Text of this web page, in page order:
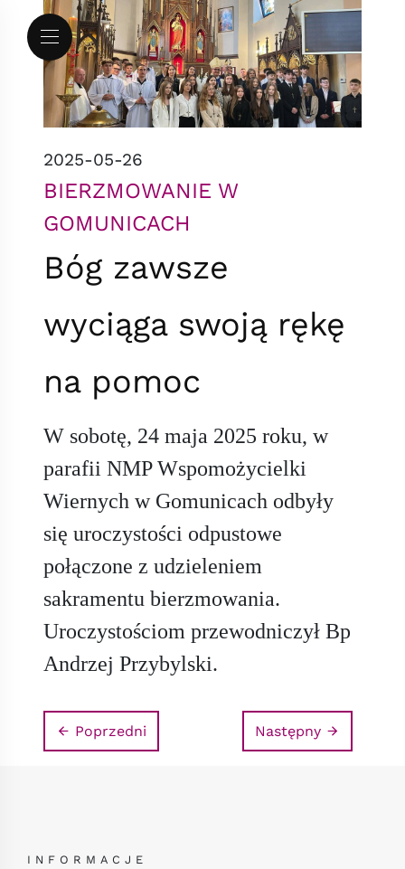
Przejdź do menu
Przejdź do treści
Mapa serwisu
2025-05-26
BIERZMOWANIE W
GOMUNICACH
Bóg zawsze
wyciąga swoją rękę
na pomoc
W sobotę, 24 maja 2025 roku, w
parafii NMP Wspomożycielki
Wiernych w Gomunicach odbyły
się uroczystości odpustowe
połączone z udzieleniem
sakramentu bierzmowania.
Uroczystościom przewodniczył Bp
Andrzej Przybylski.
Poprzedni Następny
INFORMACJE